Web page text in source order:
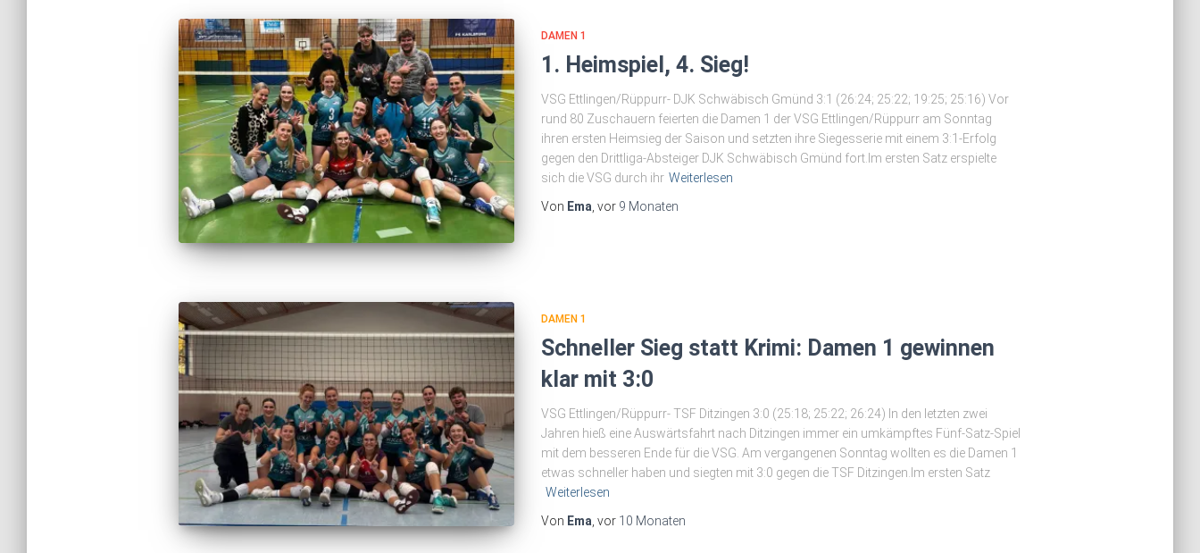
DAMEN 1
1. Heimspiel, 4. Sieg!
VSG Ettlingen/Rüppurr- DJK Schwäbisch Gmünd 3:1 (26:24; 25:22; 19:25; 25:16) Vor
rund 80 Zuschauern feierten die Damen 1 der VSG Ettlingen/Rüppurr am Sonntag
ihren ersten Heimsieg der Saison und setzten ihre Siegesserie mit einem 3:1-Erfolg
gegen den Drittliga-Absteiger DJK Schwäbisch Gmünd fort.Im ersten Satz erspielte
sich die VSG durch ihr Weiterlesen
Von Ema , vor 9 Monaten
DAMEN 1
Schneller Sieg statt Krimi: Damen 1 gewinnen
klar mit 3:0
VSG Ettlingen/Rüppurr- TSF Ditzingen 3:0 (25:18; 25:22; 26:24) In den letzten zwei
Jahren hieß eine Auswärtsfahrt nach Ditzingen immer ein umkämpftes Fünf-Satz-Spiel
mit dem besseren Ende für die VSG. Am vergangenen Sonntag wollten es die Damen 1
etwas schneller haben und siegten mit 3:0 gegen die TSF Ditzingen.Im ersten Satz
Weiterlesen
Von Ema , vor 10 Monaten